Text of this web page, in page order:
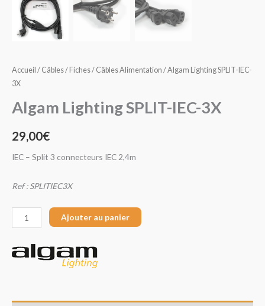
Accueil / Câbles / Fiches/ Câbles Alimentation / Algam Lighting SPLIT-IEC-
3X
Algam Lighting SPLIT-IEC-3X
29,00€
IEC – Split 3 connecteurs IEC 2,4m
Ref : SPLITIEC3X
Ajouter au panier